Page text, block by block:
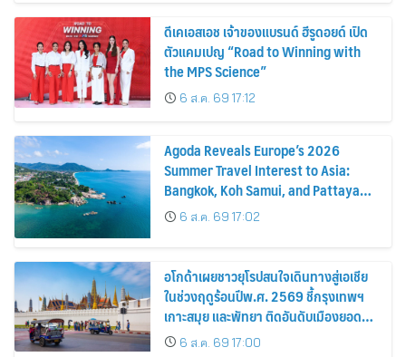
ดีเคเอสเอช เจ้าของแบรนด์ ฮีรูดอยด์ เปิด
ตัวแคมเปญ “Road to Winning with
the MPS Science”
6 ส.ค. 69 17:12
Agoda Reveals Europe’s 2026
Summer Travel Interest to Asia:
Bangkok, Koh Samui, and Pattaya
Among the Top Cities
6 ส.ค. 69 17:02
อโกด้าเผยชาวยุโรปสนใจเดินทางสู่เอเชีย
ในช่วงฤดูร้อนปีพ.ศ. 2569 ชี้กรุงเทพฯ
เกาะสมุย และพัทยา ติดอันดับเมืองยอด
นิยม6 ส.ค. 69 17:00